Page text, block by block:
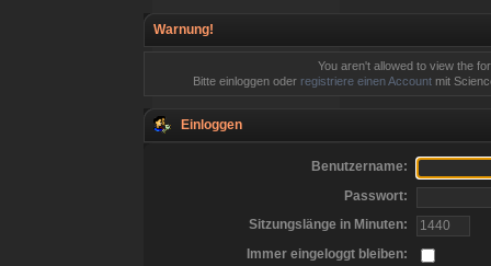
Warnung!
You aren't allowed to view the
Bitte einloggen oder registriere einen Account mit
Einloggen
Benutzername:
Passwort:
Sitzungslänge in Minuten:
Immer eingeloggt bleiben: